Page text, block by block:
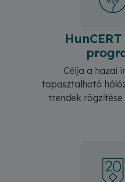
Célja a hazai
tapasztalható
trendek rögzítése